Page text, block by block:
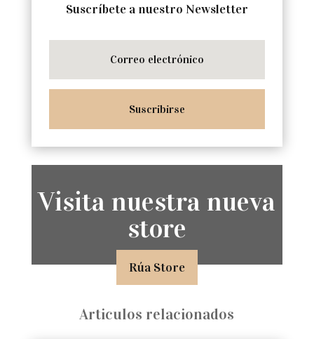
Suscríbete a nuestro Newsletter
Suscribirse
Visita nuestra nueva
store
Rúa Store
Articulos relacionados